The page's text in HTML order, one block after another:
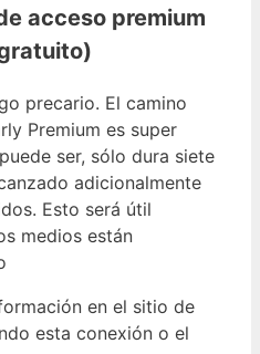
acceso premium
precario. El camino
Premium es super
ser, sólo dura siete
adicionalmente
Esto será útil
medios están
en el sitio de
esta conexión o el